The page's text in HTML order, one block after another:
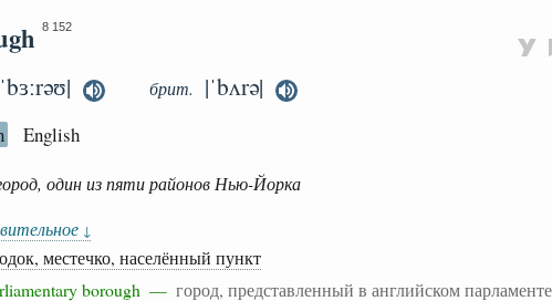
8 152
брит. |ˈbʌrə|
English
один из пяти районов Нью-Йорка
↓
местечко, населённый пункт
borough — город, представленный в английском парламенте